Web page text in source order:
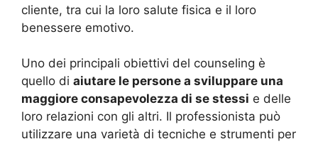
cliente, tra cui la loro salute fisica e il loro
benessere emotivo.
Uno dei principali obiettivi del counseling è
quello di aiutare le persone a sviluppare una
maggiore consapevolezza di se stessi e delle
loro relazioni con gli altri. Il professionista può
utilizzare una varietà di tecniche e strumenti per